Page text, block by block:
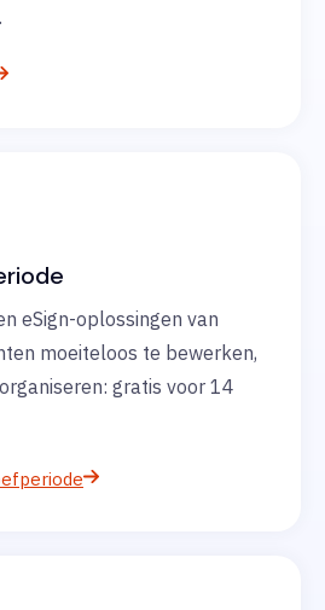
eSign-oplossingen van
moeiteloos te bewerken,
gratis voor 14